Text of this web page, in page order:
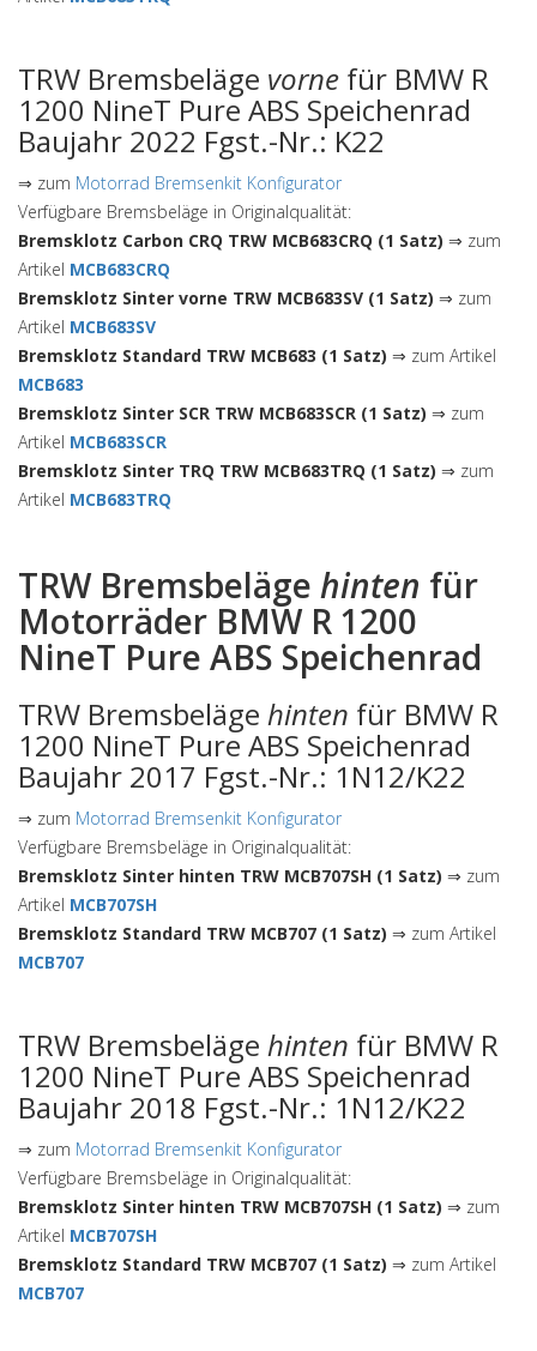
TRW Bremsbeläge vorne für BMW R
1200 NineT Pure ABS Speichenrad
Baujahr 2022 Fgst.-Nr.: K22
⇒ zum Motorrad Bremsenkit Konfigurator
Verfügbare Bremsbeläge in Originalqualität:
Bremsklotz Carbon CRQ TRW MCB683CRQ (1 Satz) ⇒ zum
Artikel MCB683CRQ
Bremsklotz Sinter vorne TRW MCB683SV (1 Satz) ⇒ zum
Artikel MCB683SV
Bremsklotz Standard TRW MCB683 (1 Satz) ⇒ zum Artikel
MCB683
Bremsklotz Sinter SCR TRW MCB683SCR (1 Satz) ⇒ zum
Artikel MCB683SCR
Bremsklotz Sinter TRQ TRW MCB683TRQ (1 Satz) ⇒ zum
Artikel MCB683TRQ
TRW Bremsbeläge hinten für
Motorräder BMW R 1200
NineT Pure ABS Speichenrad
TRW Bremsbeläge hinten für BMW R
1200 NineT Pure ABS Speichenrad
Baujahr 2017 Fgst.-Nr.: 1N12/K22
⇒ zum Motorrad Bremsenkit Konfigurator
Verfügbare Bremsbeläge in Originalqualität:
Bremsklotz Sinter hinten TRW MCB707SH (1 Satz) ⇒ zum
Artikel MCB707SH
Bremsklotz Standard TRW MCB707 (1 Satz) ⇒ zum Artikel
MCB707
TRW Bremsbeläge hinten für BMW R
1200 NineT Pure ABS Speichenrad
Baujahr 2018 Fgst.-Nr.: 1N12/K22
⇒ zum Motorrad Bremsenkit Konfigurator
Verfügbare Bremsbeläge in Originalqualität:
Bremsklotz Sinter hinten TRW MCB707SH (1 Satz) ⇒ zum
Artikel MCB707SH
Bremsklotz Standard TRW MCB707 (1 Satz) ⇒ zum Artikel
MCB707